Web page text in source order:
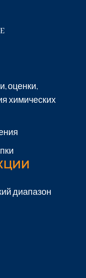
оценки,
химических
диапазон